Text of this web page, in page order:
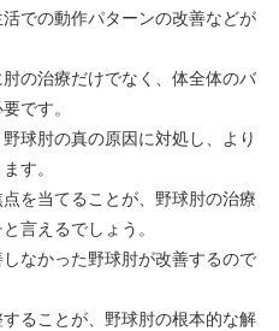
での動作パターンの改善などが
の治療だけでなく、体全体のバ
です。
球肘の真の原因に対処し、より
す。
を当てることが、野球肘の治療
言えるでしょう。
なかった野球肘が改善するので
ることが、野球肘の根本的な解